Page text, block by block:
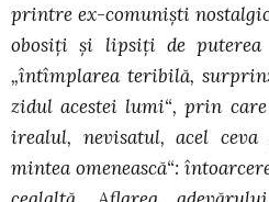
printre ex-comunişti
obosiţi şi lipsiţi de puterea
„întîmplarea teribilă,
zidul acestei lumi“, prin
irealul, nevisatul, acel
mintea omenească“: